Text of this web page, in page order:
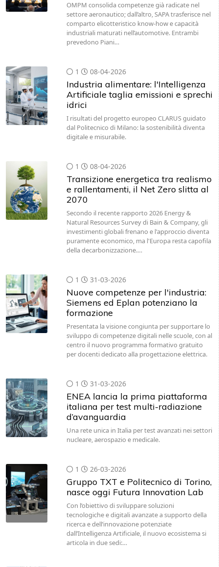
OMPM consolida competenze già radicate nel
settore aeronautico; dall’altro, SAPA trasferisce nel
comparto elicotteristico know-how e capacità
industriali maturati nell’automotive. Entrambi
prevedono Piani…
1 08-04-2026
Industria alimentare: l'Intelligenza
Artificiale taglia emissioni e sprechi
idrici
I risultati del progetto europeo CLARUS guidato
dal Politecnico di Milano: la sostenibilità diventa
digitale e misurabile.
1 08-04-2026
Transizione energetica tra realismo
e rallentamenti, il Net Zero slitta al
2070
Secondo il recente rapporto 2026 Energy &
Natural Resources Survey di Bain & Company, gli
investimenti globali frenano e l'approccio diventa
puramente economico, ma l'Europa resta capofila
della decarbonizzazione.…
1 31-03-2026
Nuove competenze per l'industria:
Siemens ed Eplan potenziano la
formazione
Presentata la visione congiunta per supportare lo
sviluppo di competenze digitali nelle scuole, con al
centro il nuovo programma formativo gratuito
per docenti dedicato alla progettazione elettrica.
1 31-03-2026
ENEA lancia la prima piattaforma
italiana per test multi-radiazione
d’avanguardia
Una rete unica in Italia per test avanzati nei settori
nucleare, aerospazio e medicale.
1 26-03-2026
Gruppo TXT e Politecnico di Torino,
nasce oggi Futura Innovation Lab
Con l’obiettivo di sviluppare soluzioni
tecnologiche e digitali avanzate a supporto della
ricerca e dell’innovazione potenziate
dall’Intelligenza Artificiale, il nuovo ecosistema si
articola in due sedi:…